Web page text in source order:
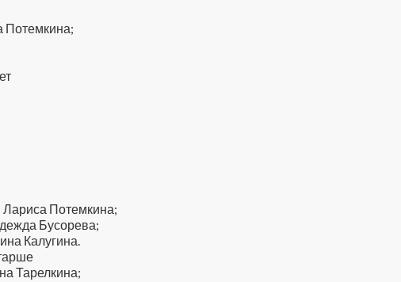
Потемкина;
Лариса Потемкина;
Бусорева;
Калугина.
Тарелкина;